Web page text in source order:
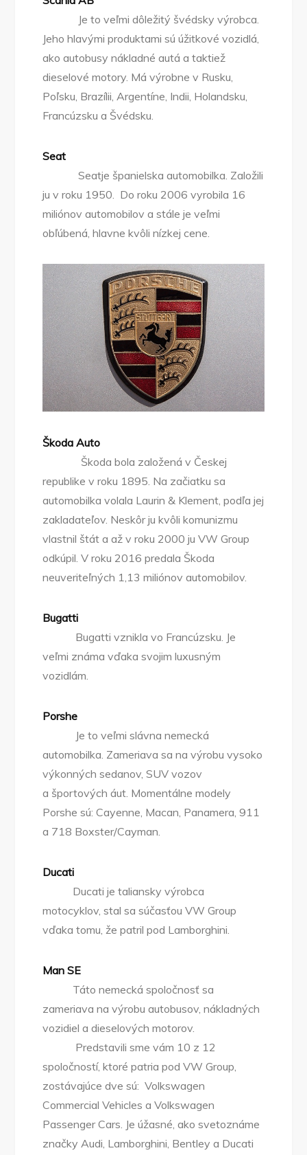
Je to veľmi dôležitý švédsky výrobca.
Jeho hlavými produktami sú úžitkové vozidlá,
ako autobusy nákladné autá a taktiež
dieselové motory. Má výrobne v Rusku,
Poľsku, Brazílii, Argentíne, Indii, Holandsku,
Francúzsku a Švédsku.
Seat
Seatje španielska automobilka. Založili
ju v roku 1950. Do roku 2006 vyrobila 16
miliónov automobilov a stále je veľmi
obľúbená, hlavne kvôli nízkej cene.
Škoda Auto
Škoda bola založená v Českej
republike v roku 1895. Na začiatku sa
automobilka volala Laurin & Klement, podľa jej
zakladateľov. Neskôr ju kvôli komunizmu
vlastnil štát a až v roku 2000 ju VW Group
odkúpil. V roku 2016 predala Škoda
neuveriteľných 1,13 miliónov automobilov.
Bugatti
Bugatti vznikla vo Francúzsku. Je
veľmi známa vďaka svojim luxusným
vozidlám.
Porshe
Je to veľmi slávna nemecká
automobilka. Zameriava sa na výrobu vysoko
výkonných sedanov, SUV vozov
a športových áut. Momentálne modely
Porshe sú: Cayenne, Macan, Panamera, 911
a 718 Boxster/Cayman.
Ducati
Ducati je taliansky výrobca
motocyklov, stal sa súčasťou VW Group
vďaka tomu, že patril pod Lamborghini.
Man SE
Táto nemecká spoločnosť sa
zameriava na výrobu autobusov, nákladných
vozidiel a dieselových motorov.
Predstavili sme vám 10 z 12
spoločností, ktoré patria pod VW Group,
zostávajúce dve sú: Volkswagen
Commercial Vehicles a Volkswagen
Passenger Cars. Je úžasné, ako svetoznáme
značky Audi, Lamborghini, Bentley a Ducati